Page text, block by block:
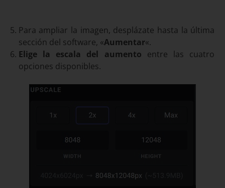
Para ampliar la imagen, desplázate hasta la última
sección del software, «Aumentar«.
Elige la escala del aumento entre las cuatro
opciones disponibles.